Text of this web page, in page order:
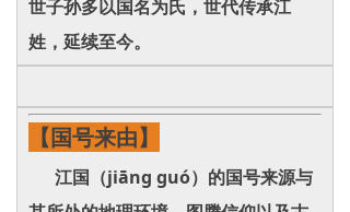
世子孙多以国名为氏，世代传承江
姓，延续至今。
【国号来由】
江国（jiāng guó）的国号来源与